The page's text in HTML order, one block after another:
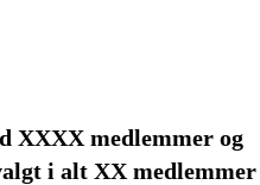
XXXX medlemmer og
i alt XX medlemmer